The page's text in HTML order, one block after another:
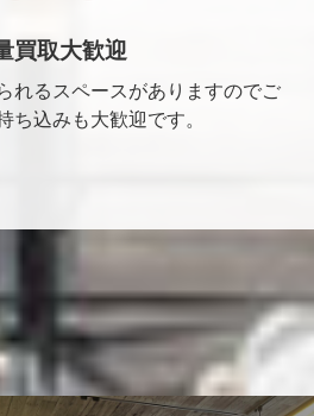
買取大歓迎
れるスペースがありますのでご
ち込みも大歓迎です。